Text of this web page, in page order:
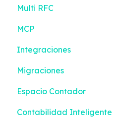
Bancos
Contabilidad
Reportes Inteligentes
Configuración
Facturación Electrónica
Mis Tareas
Gestión de efectivo
Devoluciones
Contactos
Inventario
Compras
Configuración
Multi RFC
MCP
Integraciones
Migraciones
Espacio Contador
Contabilidad Inteligente